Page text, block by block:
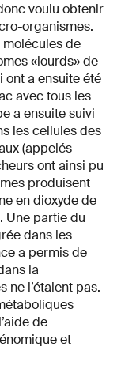
voulu obtenir
organismes.
molécules de
«lourds» de
ont a ensuite été
avec tous les
a ensuite suivi
les cellules des
(appelés
ont ainsi pu
produisent
en dioxyde de
Une partie du
dans les
a permis de
la
ne l’étaient pas.
de
et